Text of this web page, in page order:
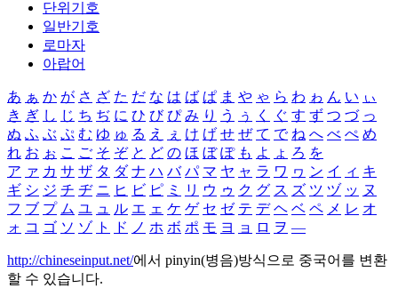
단위기호
일반기호
로마자
아랍어
あ ぁ か が さ ざ た だ な は ば ぱ ま や ゃ ら わ ゎ ん い ぃ
き ぎ し じ ち ぢ に ひ び ぴ み り う ぅ く ぐ す ず つ づ っ
ぬ ふ ぶ ぷ む ゆ ゅ る え ぇ け げ せ ぜ て で ね へ べ ぺ め
れ お ぉ こ ご そ ぞ と ど の ほ ぼ ぽ も よ ょ ろ を
ア ァ カ サ ザ タ ダ ナ ハ バ パ マ ヤ ャ ラ ワ ヮ ン イ ィ キ
ギ シ ジ チ ヂ ニ ヒ ビ ピ ミ リ ウ ゥ ク グ ス ズ ツ ヅ ッ ヌ
フ ブ プ ム ユ ュ ル エ ェ ケ ゲ セ ゼ テ デ ヘ ベ ペ メ レ オ
ォ コ ゴ ソ ゾ ト ド ノ ホ ボ ポ モ ヨ ョ ロ ヲ ―
http://chineseinput.net/에서 pinyin(병음)방식으로 중국어를 변환
할 수 있습니다.